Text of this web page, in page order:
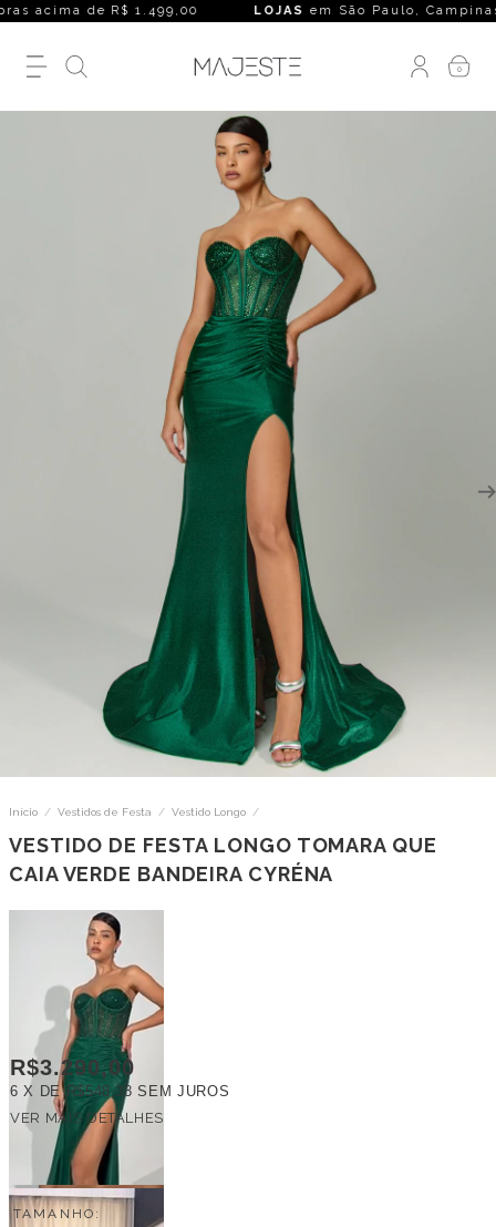
acima de R$ 1.499,00 LOJASem São Paulo, Campinas,
0
Início / Vestidos de Festa / Vestido Longo /
VESTIDO DE FESTA LONGO TOMARA QUE
CAIA VERDE BANDEIRA CYRÉNA
R$3.290,00
6 X DER$548,33 SEM JUROS
VER MAIS DETALHES
FRETE GRÁTIS
TAMANHO: